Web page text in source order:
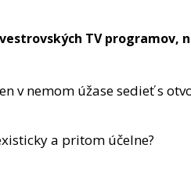
TV programov,
v nemom úžase sedieť s
a pritom účelne?